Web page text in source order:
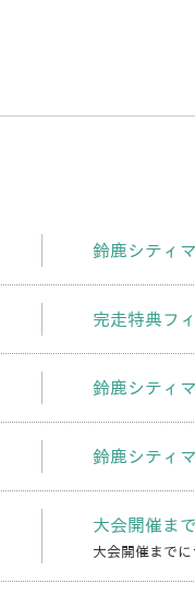
鈴鹿シティ
完走特典フ
鈴鹿シティ
鈴鹿シティ
大会開催ま
大会開催まで